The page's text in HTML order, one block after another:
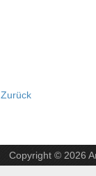
Zurück
Copyright © 2026